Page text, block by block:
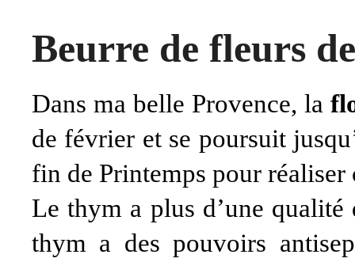
Beurre de fleurs
Dans ma belle Provence, la
de février et se poursuit
fin de Printemps pour réaliser
Le thym a plus d’une qualité
thym a des pouvoirs